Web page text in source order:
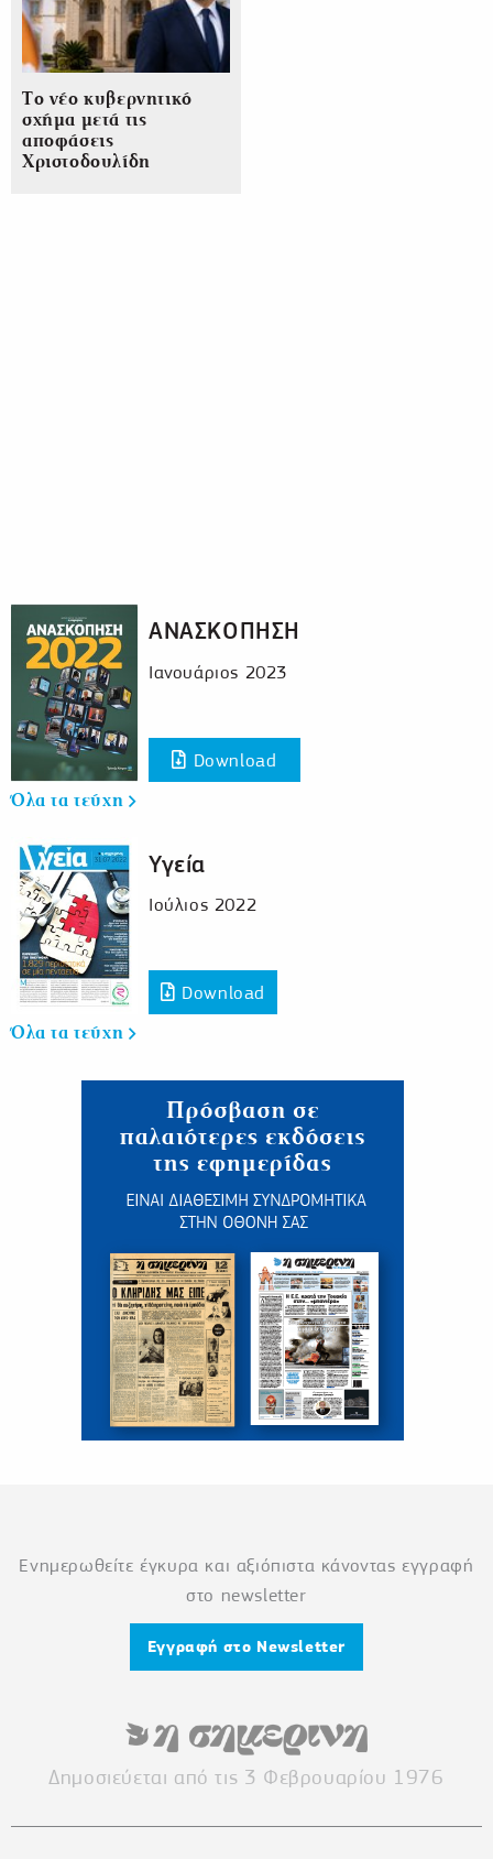
Το νέο κυβερνητικό
σχήμα μετά τις
αποφάσεις
Χριστοδουλίδη
ΑΝΑΣΚΟΠΗΣΗ
Ιανουάριος 2023
Download
Όλα τα τεύχη
Υγεία
Ιούλιος 2022
Download
Όλα τα τεύχη
Ενημερωθείτε έγκυρα και αξιόπιστα κάνοντας εγγραφή
στο newsletter
Εγγραφή στο Newsletter
Δημοσιεύεται από τις 3 Φεβρουαρίου 1976